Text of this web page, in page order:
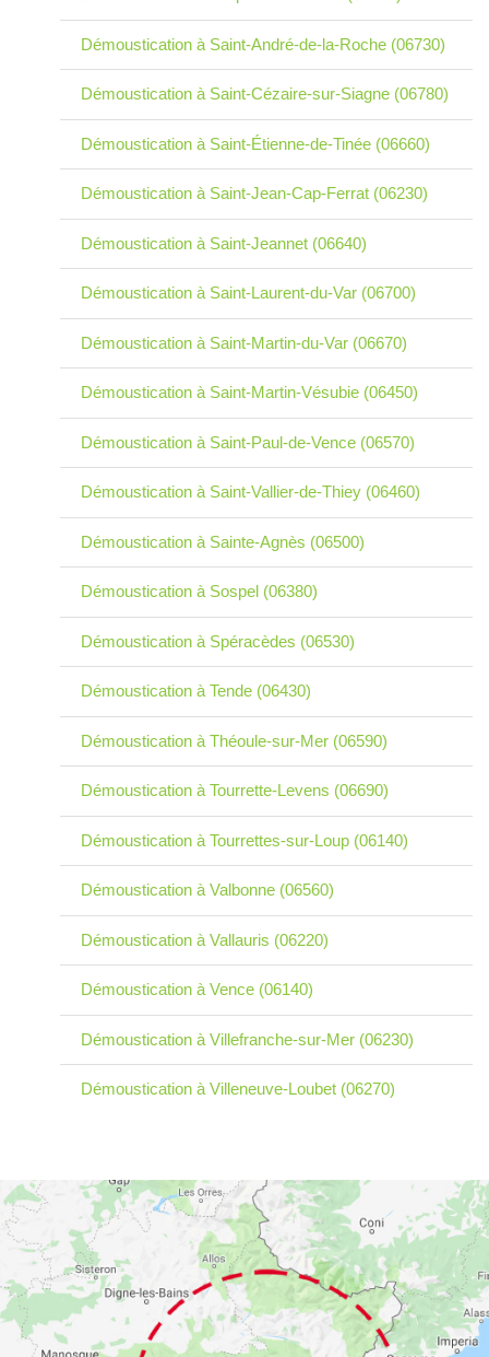
Démoustication à Saint-André-de-la-Roche (06730)
Démoustication à Saint-Cézaire-sur-Siagne (06780)
Démoustication à Saint-Étienne-de-Tinée (06660)
Démoustication à Saint-Jean-Cap-Ferrat (06230)
Démoustication à Saint-Jeannet (06640)
Démoustication à Saint-Laurent-du-Var (06700)
Démoustication à Saint-Martin-du-Var (06670)
Démoustication à Saint-Martin-Vésubie (06450)
Démoustication à Saint-Paul-de-Vence (06570)
Démoustication à Saint-Vallier-de-Thiey (06460)
Démoustication à Sainte-Agnès (06500)
Démoustication à Sospel (06380)
Démoustication à Spéracèdes (06530)
Démoustication à Tende (06430)
Démoustication à Théoule-sur-Mer (06590)
Démoustication à Tourrette-Levens (06690)
Démoustication à Tourrettes-sur-Loup (06140)
Démoustication à Valbonne (06560)
Démoustication à Vallauris (06220)
Démoustication à Vence (06140)
Démoustication à Villefranche-sur-Mer (06230)
Démoustication à Villeneuve-Loubet (06270)